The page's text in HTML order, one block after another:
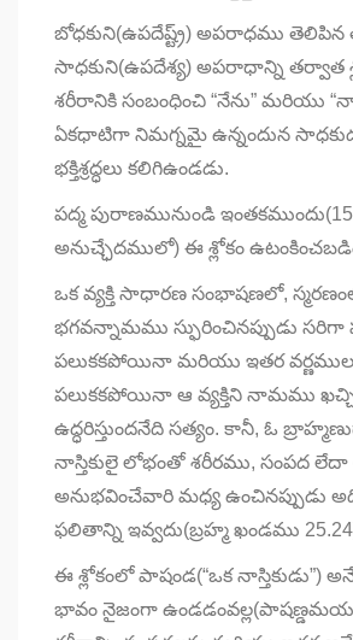
బోధకుని(ఉపదేష్ట్ర్) అపరాధము తెలిపిన
సాధకుని(ఉపదేశ్య) అపరాధాన్ని తర్వాత
శరీరానికి సంబంధించి “నేను” మరియు
ఏకధాటిగా నిమగ్నమై ఉన్నందున
భక్తిశ్రద్ధలు కలిగిఉండడు.
పద్మ పురాణమునుండి
అనుచ్ఛేదములో) ఈ శ్లోకం
ఒక వ్యక్తి సాధారణ సంభాషణలో,
భగవన్నామము స్ఫురించినప్పుడు
పలుకకపోయినా మరియు ఇతర
పలుకకపోయినా ఆ వ్యక్తిని నామము
ఉద్ధరిస్తుందనేది సత్యం. కానీ, ఓ
నాస్తికులై లోభంతో శరీరము, సంపద లేదా
అనుభవించేవారి మధ్య ఉంచినప్పుడు
ఫలితాన్ని ఇవ్వదు(బ్రహ్మ ఖండము
ఈ శ్లోకంలో పాషండ(“ఒక నాస్తికుడు”)
భావం నైజంగా